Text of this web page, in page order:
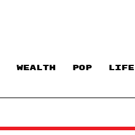
WEALTH POP LIFE